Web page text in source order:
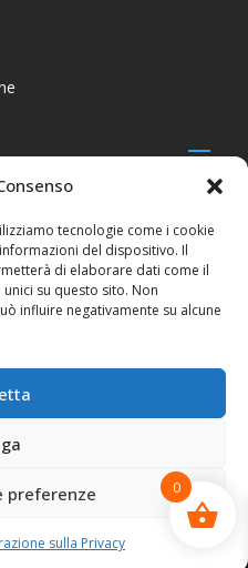
tecnologie come i cookie
del dispositivo. Il
di elaborare dati come il
su questo sito. Non
influire negativamente su alcune
preferenze
sulla Privacy
Firenze FI
2024
0